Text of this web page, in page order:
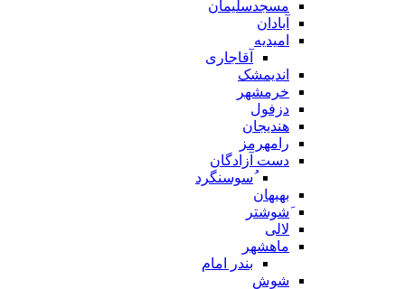
مسجدسلیمان
آبادان
امیدیه
آقاجاری
اندیمشک
خرمشهر
دزفول
هندیجان
رامهرمز
دست آزادگان
ُسوسنگرد
بهبهان
َشوشتر
لالی
ماهشهر
بندر امام
شوش